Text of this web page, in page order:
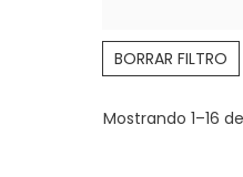
BORRAR FILTRO
Mostrando 1–16